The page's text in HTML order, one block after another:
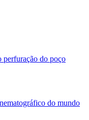
perfuração do poço
do mundo